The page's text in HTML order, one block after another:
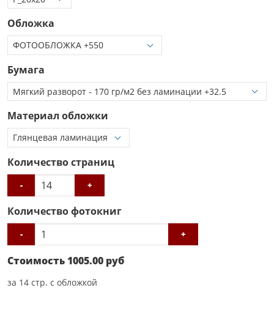
Обложка
Бумага
Материал обложки
Количество страниц
- +
Количество фотокниг
- +
Стоимость1005.00 руб
за 14 стр. с обложкой